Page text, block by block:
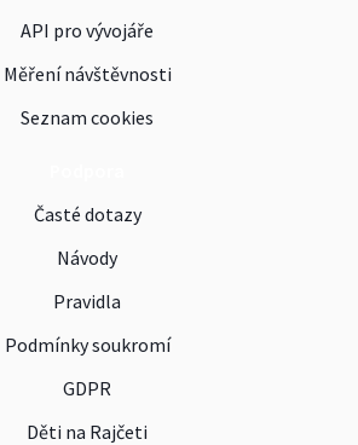
API pro vývojáře
Měření návštěvnosti
Seznam cookies
Časté dotazy
Návody
Pravidla
Podmínky soukromí
GDPR
Děti na Rajčeti